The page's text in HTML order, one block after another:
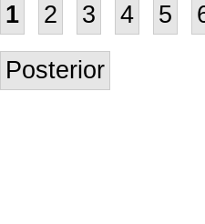
1 2 3 4 5
Posterior